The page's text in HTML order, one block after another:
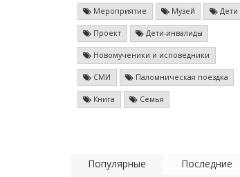
Мероприятие Музей Дети
Проект Дети-инвалиды
Новомученики и исповедники
СМИ Паломническая поездка
Книга Семья
Популярные Последние